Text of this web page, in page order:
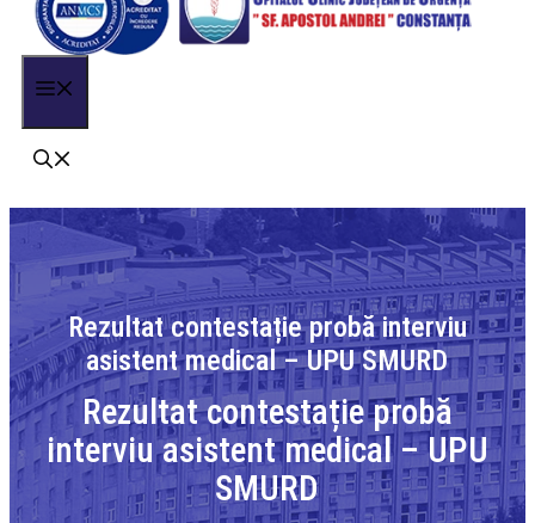
Rezultat contestație probă interviu
asistent medical – UPU SMURD
Rezultat contestație probă
interviu asistent medical – UPU
SMURD